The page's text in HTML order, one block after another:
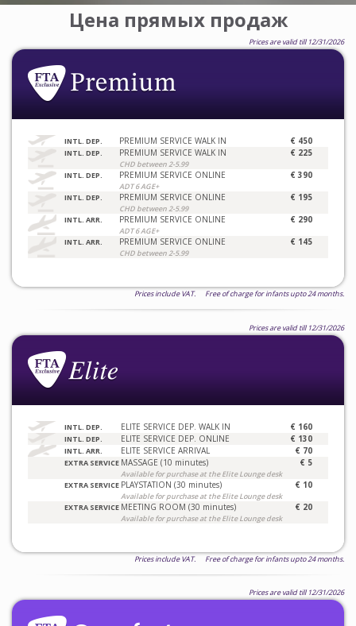
Цена прямых продаж
Prices are valid till 12/31/2026
INTL. DEP. PREMIUM SERVICE WALK IN € 450
INTL. DEP. PREMIUM SERVICE WALK IN
CHD between 2-5.99
€ 225
INTL. DEP. PREMIUM SERVICE ONLINE
ADT 6 AGE+
€ 390
INTL. DEP. PREMIUM SERVICE ONLINE
CHD between 2-5.99
€ 195
INTL. ARR. PREMIUM SERVICE ONLINE
ADT 6 AGE+
€ 290
INTL. ARR. PREMIUM SERVICE ONLINE
CHD between 2-5.99
€ 145
Prices include VAT. Free of charge for infants upto 24 months.
Prices are valid till 12/31/2026
INTL. DEP. ELITE SERVICE DEP. WALK IN € 160
INTL. DEP. ELITE SERVICE DEP. ONLINE € 130
INTL. ARR. ELITE SERVICE ARRIVAL € 70
EXTRA SERVICE MASSAGE (10 minutes)
Available for purchase at the Elite Lounge desk
€ 5
EXTRA SERVICE PLAYSTATION (30 minutes)
Available for purchase at the Elite Lounge desk
€ 10
EXTRA SERVICE MEETING ROOM (30 minutes)
Available for purchase at the Elite Lounge desk
€ 20
Prices include VAT. Free of charge for infants upto 24 months.
Prices are valid till 12/31/2026